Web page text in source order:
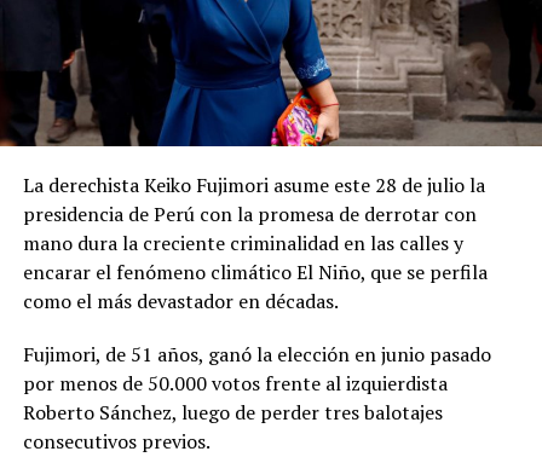
La derechista Keiko Fujimori asume este 28 de julio la
presidencia de Perú con la promesa de derrotar con
mano dura la creciente criminalidad en las calles y
encarar el fenómeno climático El Niño, que se perfila
como el más devastador en décadas.
Fujimori, de 51 años, ganó la elección en junio pasado
por menos de 50.000 votos frente al izquierdista
Roberto Sánchez, luego de perder tres balotajes
consecutivos previos.